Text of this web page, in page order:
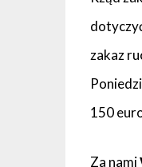
zakaz
150
Za nami